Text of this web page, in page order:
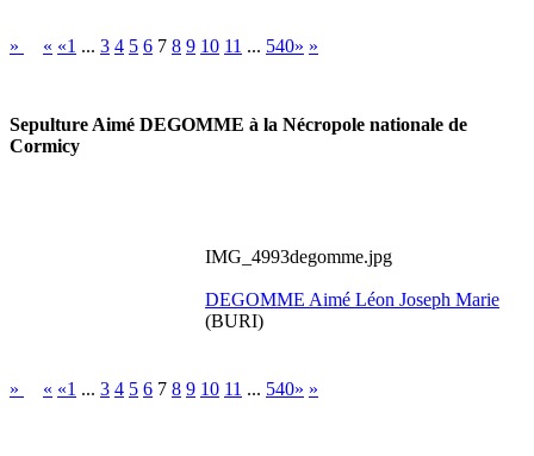
» « «1 ... 3 4 5 6 7 8 9 10 11 ... 540» »
Sepulture Aimé DEGOMME à la Nécropole nationale de
Cormicy
IMG_4993degomme.jpg
DEGOMME Aimé Léon Joseph Marie
(BURI)
» « «1 ... 3 4 5 6 7 8 9 10 11 ... 540» »